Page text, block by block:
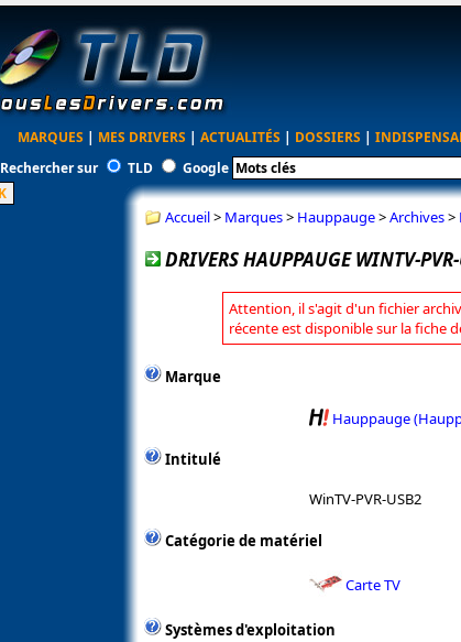
MARQUES | MES DRIVERS | ACTUALITÉS | DOSSIERS |
Rechercher sur
TLD Google
Accueil> Marques> Hauppauge>Archives>
DRIVERS HAUPPAUGE WINTV-
Attention, il s'agit d'un fichier
récente est disponible sur la fiche
Marque
Hauppauge
Intitulé
WinTV-PVR-USB2
Catégorie de matériel
Carte TV
Systèmes d'exploitation